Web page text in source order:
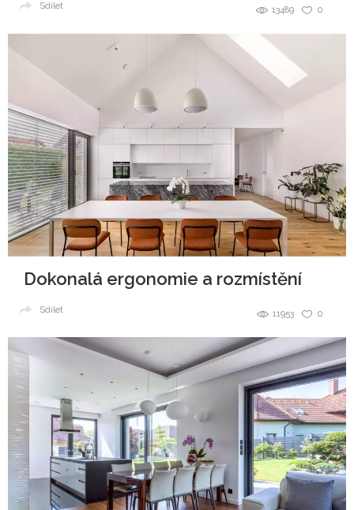
0
13489
Sdílet
Dokonalá ergonomie a rozmístění
0
11953
Sdílet